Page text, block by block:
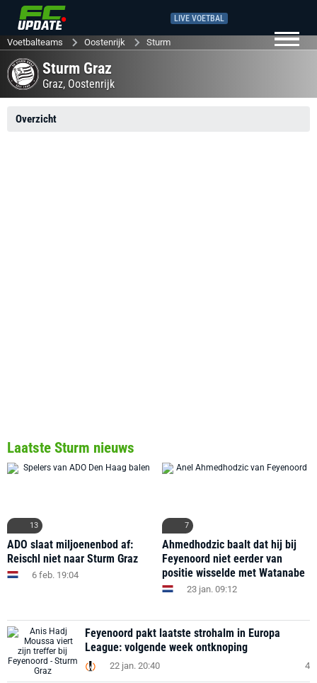
LIVE VOETBAL
Voetbalteams Oostenrijk Sturm
Sturm Graz
Graz, Oostenrijk
Overzicht
Laatste Sturm nieuws
13
ADO slaat miljoenenbod af:
Reischl niet naar Sturm Graz
6 feb. 19:04
7
Ahmedhodzic baalt dat hij bij
Feyenoord niet eerder van
positie wisselde met Watanabe
23 jan. 09:12
Feyenoord pakt laatste strohalm in Europa
League: volgende week ontknoping
22 jan. 20:40 4